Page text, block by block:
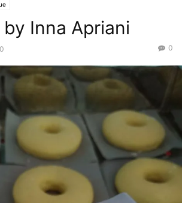
by Inna Apriani
0